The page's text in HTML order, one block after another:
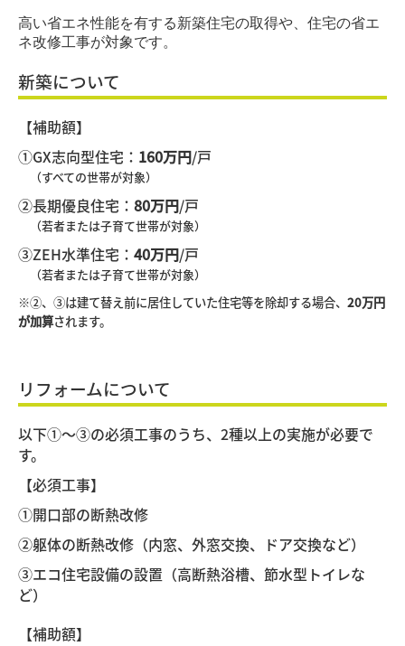
高い省エネ性能を有する新築住宅の取得や、住宅の省エ
ネ改修工事が対象です。
新築について
【補助額】
①GX志向型住宅： 160万円/戸
（すべての世帯が対象）
②長期優良住宅： 80万円/戸
（若者または子育て世帯が対象）
③ZEH水準住宅： 40万円/戸
（若者または子育て世帯が対象）
※②、③は建て替え前に居住していた住宅等を除却する場合、 20万円
が加算されます。
リフォームについて
以下①～③の必須工事のうち、2種以上の実施が必要で
す。
【必須工事】
①開口部の断熱改修
②躯体の断熱改修（内窓、外窓交換、ドア交換など）
③エコ住宅設備の設置（高断熱浴槽、節水型トイレな
ど）
【補助額】